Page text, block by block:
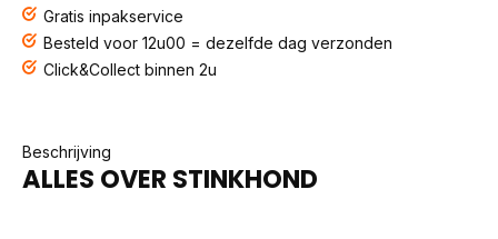
Gratis inpakservice
Besteld voor 12u00 = dezelfde dag verzonden
Click&Collect binnen 2u
Beschrijving
ALLES OVER STINKHOND